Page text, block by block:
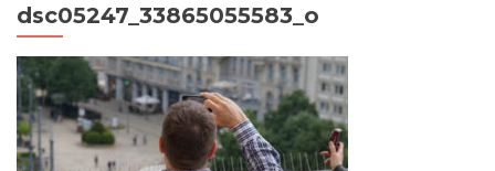
dsc05247_33865055583_o